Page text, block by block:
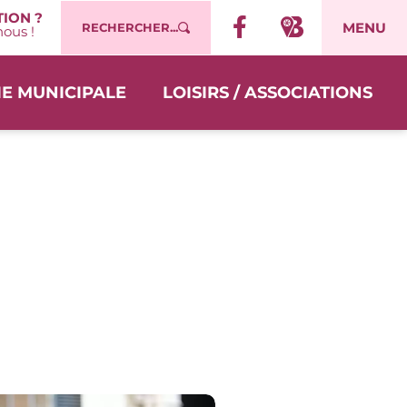
?
! RECHERCHER... MENU
MUNICIPALE LOISIRS / ASSOCIATIONS